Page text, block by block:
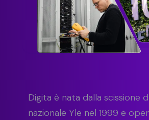
Digita è nata dalla scissione
nazionale Yle nel 1999 e